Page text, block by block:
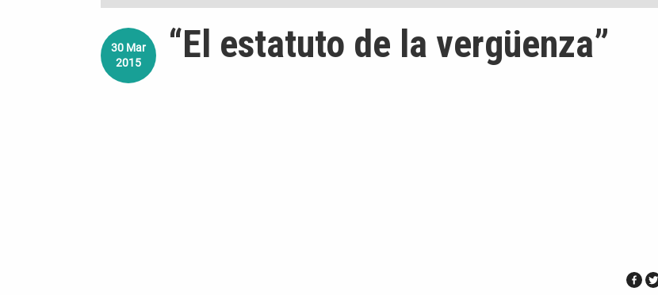
30 Mar
2015
“El estatuto de la vergüenza”